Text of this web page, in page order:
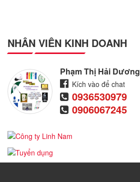
NHÂN VIÊN KINH DOANH
Phạm Thị Hải Dương
Kích vào để chat
0936530979
0906067245